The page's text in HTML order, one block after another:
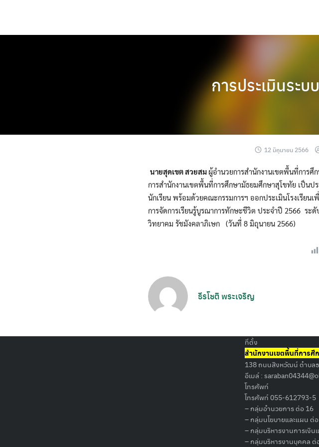
การประเมินระ
12 มิถุนายน 2566
นายสุดเขต สวยสม ผู้อำนวยการสำนักงานเขตพื้นที่การ
การสำนักงานเขตพื้นที่การศึกษามัธยมศึกษาสุโขทัย เป็นป
นักเรียน พร้อมด้วยคณะกรรมการฯ ออกประเมินโรงเรียน
การจัดการเรียนรู้บูรณาการทักษะชีวิต ประจำปี 2566 ระ
วิทยาคม รัชมังคลาภิเษก (วันที่ 8 มิถุนายน 2566)
ธีรโชติ พระเจริญ
ที่ตั้ง
สำนักงานเขตพื้นที่การศึ
138 ถนนสิงหวัฒน์ ตำบลธ
อีเมล์ :
โทรศัพท์
โทรศัพท์ 055-612793-5
– กลุ่มอำนวยการ ต่อ 16
– กลุ่มนโยบายและแผน ต่
– กลุ่มบริหารงานการเงิ
– กลุ่มบริหารงานบุคคล ต่